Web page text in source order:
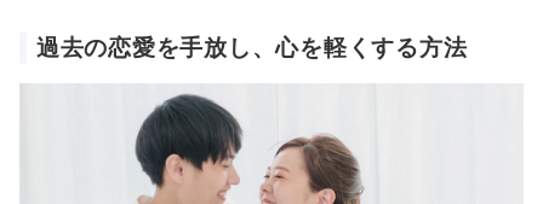
過去の恋愛を手放し、心を軽くする方法